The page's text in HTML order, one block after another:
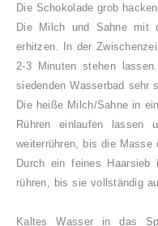
Die Schokolade grob
Die Milch und Sahne mit
erhitzen. In der
2-3 Minuten stehen
siedenden Wasserbad sehr
Die heiße Milch/Sahne in
Rühren einlaufen lassen
weiterrühren, bis die Masse
Durch ein feines
rühren, bis sie vollständig
Kaltes Wasser in das